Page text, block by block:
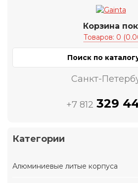
Корзина
Товаров: 0
Санкт-
+7 812 329
Категории
Алюминиевые литые корпуса